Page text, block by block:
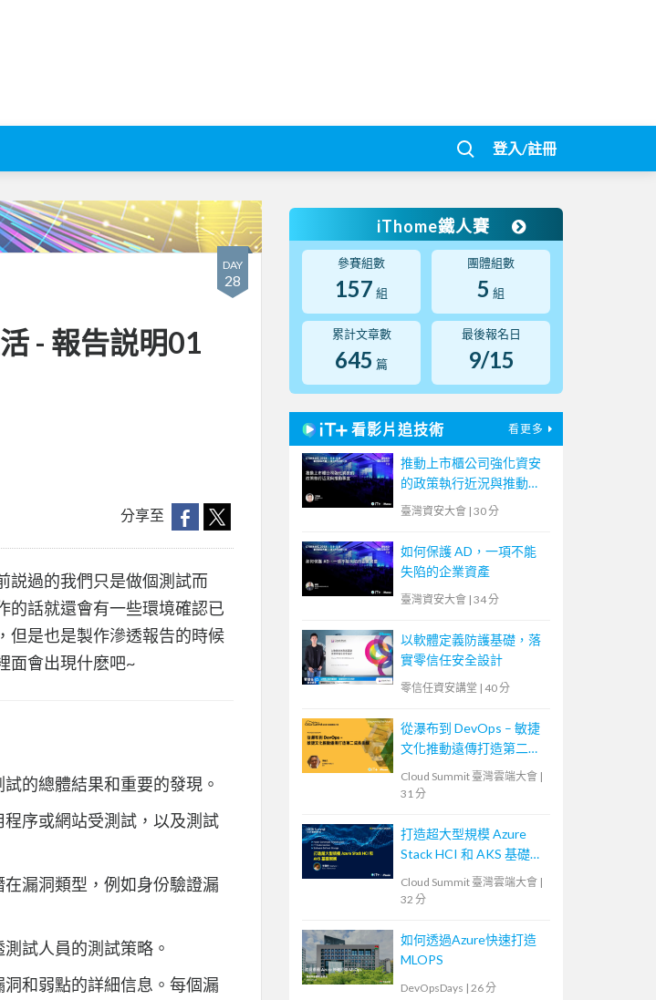
登入/註冊
DAY
28
- 報告説明01
分享至
説過的我們只是做個測試而
的話就還會有一些環境確認已
但是也是製作滲透報告的時候
面會出現什麽吧~
的總體結果和重要的發現。
序或網站受測試，以及測試
漏洞類型，例如身份驗證漏
試人員的測試策略。
和弱點的詳細信息。每個漏
iThome鐵人賽
參賽組數
157 組
團體組數
5 組
累計文章數
645 篇
最後報名日
9/15
看影片追技術 看更多
推動上市櫃公司強化資安
的政策執行近況與推動事
宜
臺灣資安大會 | 30 分
如何保護 AD，一項不能
失陷的企業資產
臺灣資安大會 | 34 分
以軟體定義防護基礎，落
實零信任安全設計
零信任資安講堂 | 40 分
從瀑布到 DevOps – 敏捷
文化推動遠傳打造第二成
Cloud Summit 臺灣雲端大會 |
31 分
打造超大型規模 Azure
Stack HCI 和 AKS 基礎架
Cloud Summit 臺灣雲端大會 |
32 分
如何透過Azure快速打造
MLOPS
DevOpsDays | 26 分